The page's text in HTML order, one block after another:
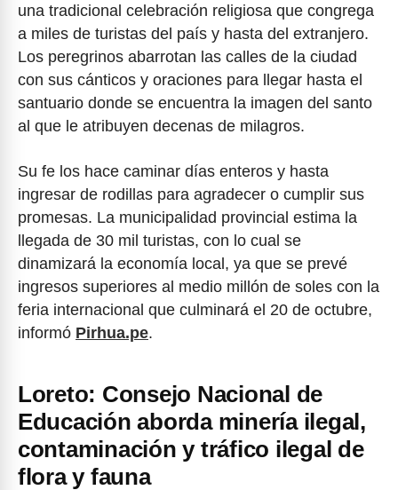
una tradicional celebración religiosa que congrega
a miles de turistas del país y hasta del extranjero.
Los peregrinos abarrotan las calles de la ciudad
con sus cánticos y oraciones para llegar hasta el
santuario donde se encuentra la imagen del santo
al que le atribuyen decenas de milagros.
Su fe los hace caminar días enteros y hasta
ingresar de rodillas para agradecer o cumplir sus
promesas. La municipalidad provincial estima la
llegada de 30 mil turistas, con lo cual se
dinamizará la economía local, ya que se prevé
ingresos superiores al medio millón de soles con la
feria internacional que culminará el 20 de octubre,
informó Pirhua.pe.
Loreto: Consejo Nacional de
Educación aborda minería ilegal,
contaminación y tráfico ilegal de
flora y fauna